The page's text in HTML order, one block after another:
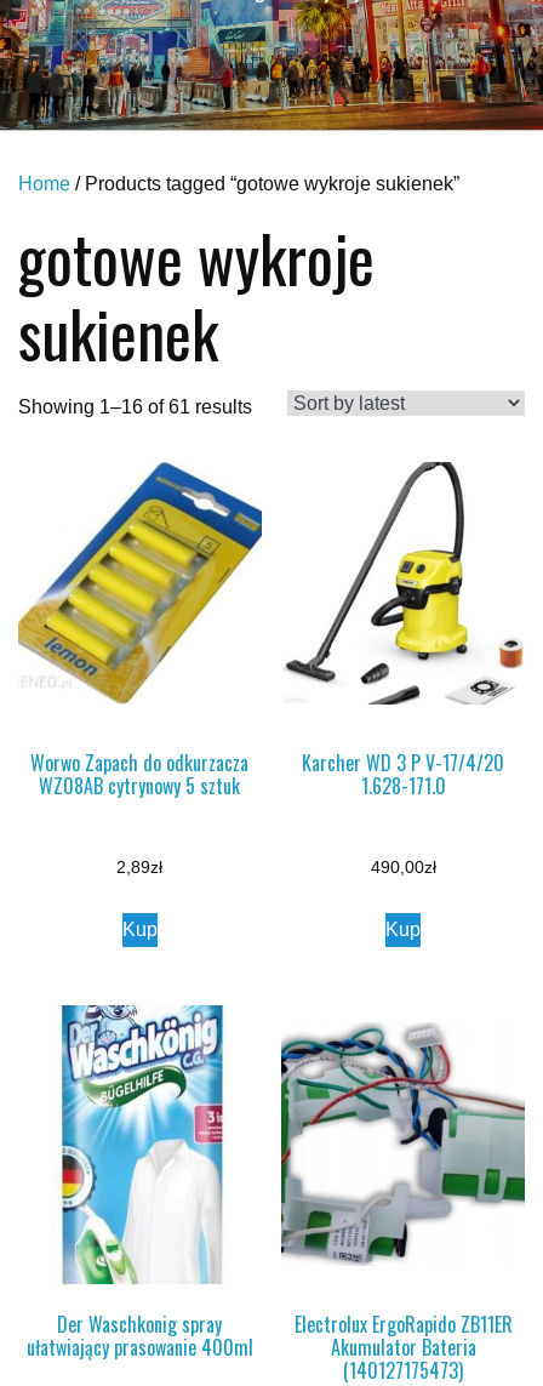
Home / Products tagged “gotowe wykroje sukienek”
gotowe wykroje
sukienek
Showing 1–16 of 61 results
Worwo Zapach do odkurzacza
WZ08AB cytrynowy 5 sztuk
2,89zł
Kup
Karcher WD 3 P V-17/4/20
1.628-171.0
490,00zł
Kup
Der Waschkonig spray
ułatwiający prasowanie 400ml
Electrolux ErgoRapido ZB11ER
Akumulator Bateria
(140127175473)